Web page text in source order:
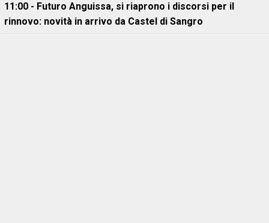
11:00 - Futuro Anguissa, si riaprono i discorsi per il
rinnovo: novità in arrivo da Castel di Sangro